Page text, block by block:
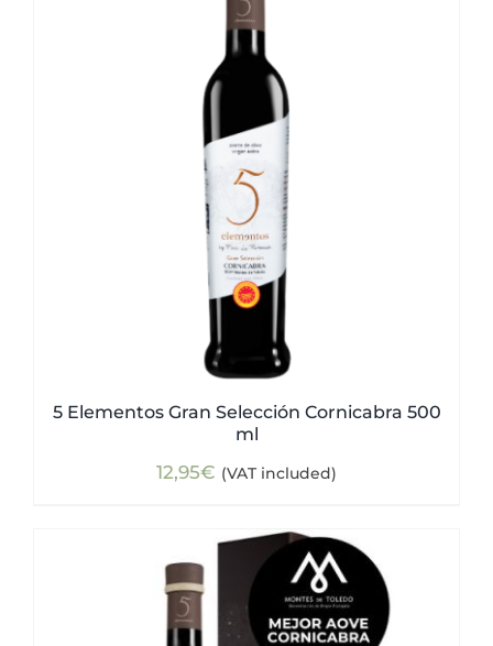
5 Elementos Gran Selección Cornicabra 500
ml
12,95€ (VAT included)